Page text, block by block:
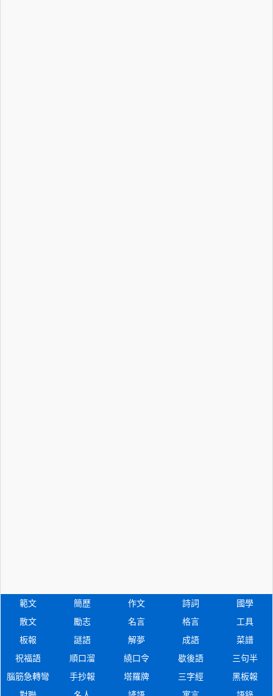
範文 簡歷 作文 詩詞
國學
散文
勵志 名言 格言
工具
板報
謎語 解夢 成語
菜譜
祝福語
順口溜 繞口令 歇後語
三句半
腦筋急轉彎
手抄報 塔羅牌 三字經
黑板報